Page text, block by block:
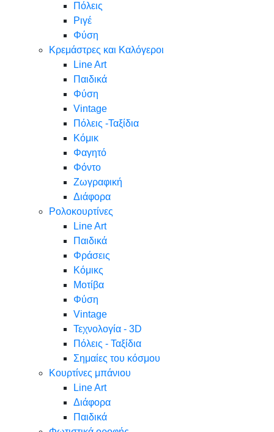
Πόλεις
Ριγέ
Φύση
Κρεμάστρες και Καλόγεροι
Line Art
Παιδικά
Φύση
Vintage
Πόλεις -Ταξίδια
Κόμικ
Φαγητό
Φόντο
Ζωγραφική
Διάφορα
Ρολοκουρτίνες
Line Art
Παιδικά
Φράσεις
Κόμικς
Μοτίβα
Φύση
Vintage
Τεχνολογία - 3D
Πόλεις - Ταξίδια
Σημαίες του κόσμου
Κουρτίνες μπάνιου
Line Art
Διάφορα
Παιδικά